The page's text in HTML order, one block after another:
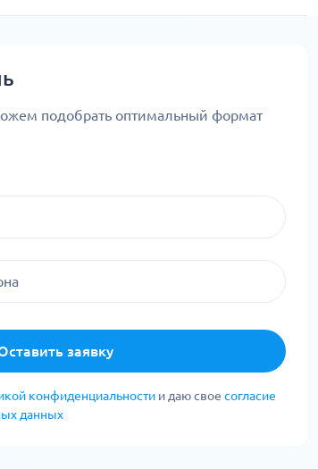
подобрать оптимальный формат
заявку
конфиденциальности и даю свое согласие
данных